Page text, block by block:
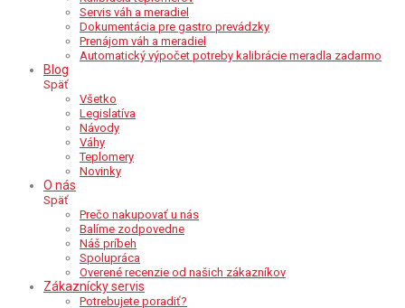
Servis váh a meradiel
Dokumentácia pre gastro prevádzky
Prenájom váh a meradiel
Automatický výpočet potreby kalibrácie meradla zadarmo
Blog
Späť
Všetko
Legislatíva
Návody
Váhy
Teplomery
Novinky
O nás
Späť
Prečo nakupovať u nás
Balíme zodpovedne
Náš príbeh
Spolupráca
Overené recenzie od našich zákazníkov
Zákaznícky servis
Potrebujete poradiť?